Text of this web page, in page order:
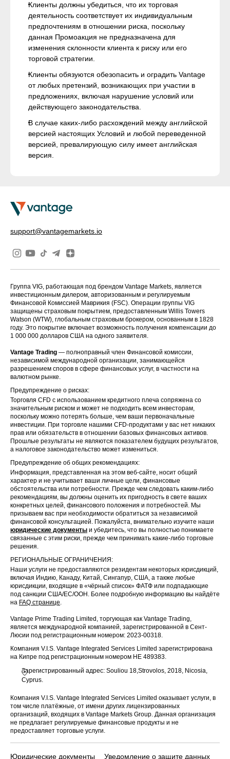
Клиенты должны убедиться, что их торговая
деятельность соответствует их индивидуальным
предпочтениям в отношении риска, поскольку
данная Промоакция не предназначена для
изменения склонности клиента к риску или его
торговой стратегии.
Клиенты обязуются обезопасить и оградить Vantage
от любых претензий, возникающих при участии в
предложениях, включая нарушение условий или
действующего законодательства.
В случае каких-либо расхождений между английской
версией настоящих Условий и любой переведенной
версией, превалирующую силу имеет английская
версия.
support@vantagemarkets.io
Группа VIG, работающая под брендом Vantage Markets, является
инвестиционным дилером, авторизованным и регулируемым
Финансовой Комиссией Маврикия (FSC). Операции группы VIG
защищены страховым покрытием, предоставленным Willis Towers
Watson (WTW), глобальным страховым брокером, основанным в 1828
году. Это покрытие включает возможность получения компенсации до
1 000 000 долларов США на одного заявителя.
Vantage Trading — полноправный член Финансовой комиссии,
независимой международной организации, занимающейся
разрешением споров в сфере финансовых услуг, в частности на
валютном рынке.
Предупреждение о рисках:
Торговля CFD с использованием кредитного плеча сопряжена со
значительным риском и может не подходить всем инвесторам,
поскольку можно потерять больше, чем ваши первоначальные
инвестиции. При торговле нашими CFD-продуктами у вас нет никаких
прав или обязательств в отношении базовых финансовых активов.
Прошлые результаты не являются показателем будущих результатов,
а налоговое законодательство может измениться.
Предупреждение об общих рекомендациях:
Информация, представленная на этом веб-сайте, носит общий
характер и не учитывает ваши личные цели, финансовые
обстоятельства или потребности. Прежде чем следовать каким-либо
рекомендациям, вы должны оценить их пригодность в свете ваших
конкретных целей, финансового положения и потребностей. Мы
призываем вас при необходимости обратиться за независимой
финансовой консультацией. Пожалуйста, внимательно изучите наши
юридические документы и убедитесь, что вы полностью понимаете
связанные с этим риски, прежде чем принимать какие-либо торговые
решения.
РЕГИОНАЛЬНЫЕ ОГРАНИЧЕНИЯ:
Наши услуги не предоставляются резидентам некоторых юрисдикций,
включая Индию, Канаду, Китай, Сингапур, США, а также любые
юрисдикции, входящие в «чёрный список» ФАТФ или подпадающие
под санкции США/ЕС/ООН. Более подробную информацию вы найдёте
на FAQ странице.
Vantage Prime Trading Limited, торгующая как Vantage Trading,
является международной компанией, зарегистрированной в Сент-
Люсии под регистрационным номером: 2023-00318.
Компания V.I.S. Vantage Integrated Services Limited зарегистрирована
на Кипре под регистрационным номером HE 489383.
Зарегистрированный адрес: Souliou 18,Strovolos, 2018, Nicosia,
Cyprus.
Компания V.I.S. Vantage Integrated Services Limited оказывает услуги, в
том числе платёжные, от имени других лицензированных
организаций, входящих в Vantage Markets Group. Данная организация
не предлагает регулируемые финансовые продукты и не
предоставляет торговые услуги.
Юридические документы Уведомление о защите данных